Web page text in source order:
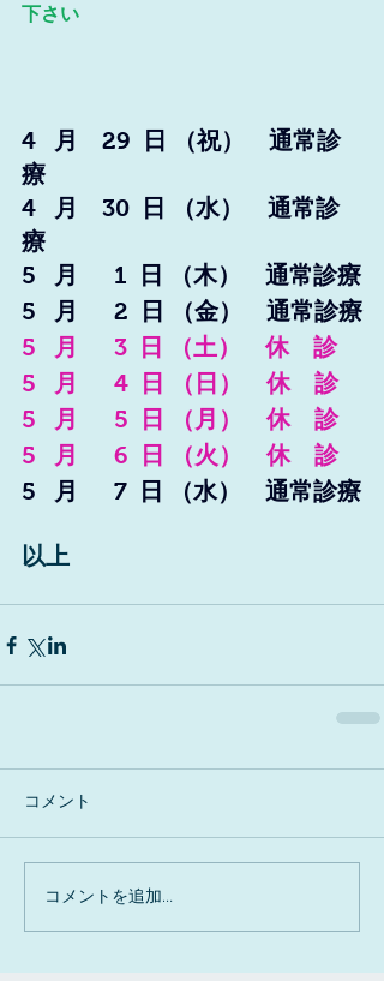
下さい
4   月    29  日 （祝）　通常診
療
4   月    30  日 （水）　通常診
療
5   月      1  日 （木）　通常診療
5   月      2  日 （金）　通常診療
5   月      3  日 （土）　休　診
5   月      4  日 （日）　休　診
5   月      5  日 （月）　休　診
5   月      6  日 （火）　休　診
5   月      7  日 （水）　通常診療
以上
コメント
コメントを追加…